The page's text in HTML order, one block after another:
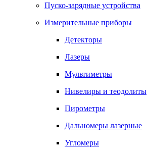
Пуско-зарядные устройства
Измерительные приборы
Детекторы
Лазеры
Мультиметры
Нивелиры и теодолиты
Пирометры
Дальномеры лазерные
Угломеры